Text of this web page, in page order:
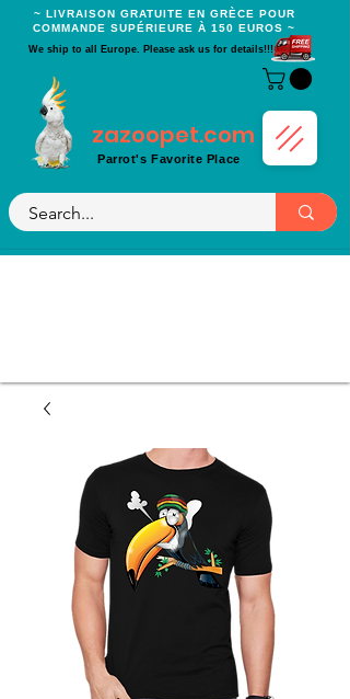
~ LIVRAISON GRATUITE EN GRÈCE POUR
COMMANDE SUPÉRIEURE À 150 EUROS ~
We ship to all Europe. Please ask us for details!!!
zazoopet.com
Parrot's Favorite Place